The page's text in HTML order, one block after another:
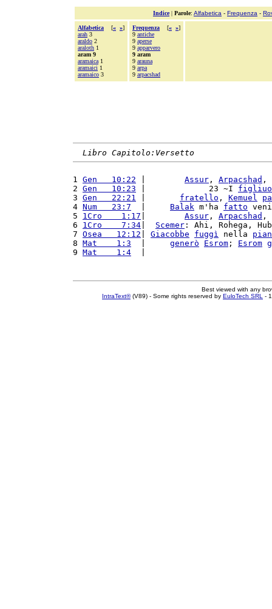
Indice| Parole: Alfabetica - Frequenza -
Alfabetica [« »]
arah 3
araldo 2
araloth 1
aram 9
aramaica 1
aramaici 1
aramaico 3
Frequenza [« »]
9 antiche
9 aperse
9 apparvero
9 aram
9 arauna
9 arpa
9 arpacshad
Libro Capitolo:Versetto
1 Gen   10:22 Assur , Arpacshad ,
2 Gen   10:23 |             23 ~I
3 Gen   22:21 fratello , Kemuel
4 Num   23:7 Balak m'ha fatto
5 1Cro    1:17 Assur , Arpacshad ,
6 1Cro    7:34 Scemer : Ahi, Rohega,
7 Osea   12:12 Giacobbe fuggì nella
8 Mat    1:3 generò Esrom ; Esrom
9 Mat    1:4
Best viewed with any
IntraText®(V89) - Some rights reserved by EuloTech SRL -